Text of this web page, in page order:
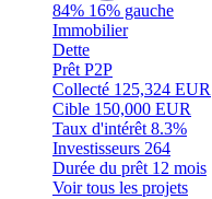
84% 16% gauche
Immobilier
Dette
Prêt P2P
Collecté 125,324 EUR
Cible 150,000 EUR
Taux d'intérêt 8.3%
Investisseurs 264
Durée du prêt 12 mois
Voir tous les projets